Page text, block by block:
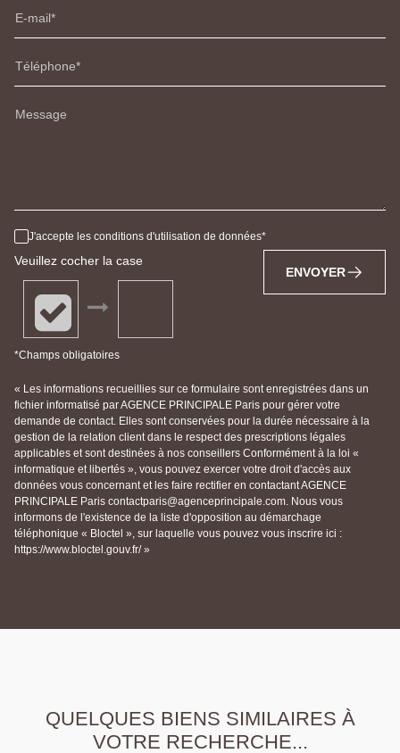
E-mail
Téléphone
Message
J'accepte les conditions d'utilisation de données
Veuillez cocher la case
*Champs obligatoires
ENVOYER
« Les informations recueillies sur ce formulaire sont enregistrées dans un
fichier informatisé par AGENCE PRINCIPALE Paris pour gérer votre
demande de contact. Elles sont conservées pour la durée nécessaire à la
gestion de la relation client dans le respect des prescriptions légales
applicables et sont destinées à nos conseillers Conformément à la loi «
informatique et libertés », vous pouvez exercer votre droit d'accès aux
données vous concernant et les faire rectifier en contactant AGENCE
PRINCIPALE Paris contactparis@agenceprincipale.com. Nous vous
informons de l'existence de la liste d'opposition au démarchage
téléphonique « Bloctel », sur laquelle vous pouvez vous inscrire ici :
https://www.bloctel.gouv.fr/ »
QUELQUES BIENS SIMILAIRES À
VOTRE RECHERCHE...